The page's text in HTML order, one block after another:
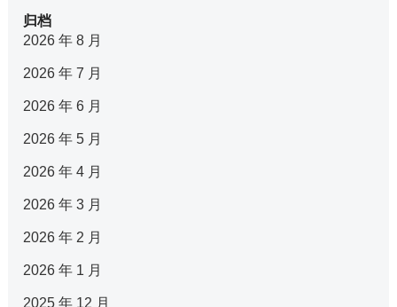
归档
2026 年 8 月
2026 年 7 月
2026 年 6 月
2026 年 5 月
2026 年 4 月
2026 年 3 月
2026 年 2 月
2026 年 1 月
2025 年 12 月